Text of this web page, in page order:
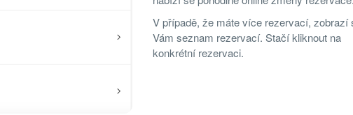
V případě, že máte více rezervací, zobrazí
Vám seznam rezervací. Stačí kliknout na
konkrétní rezervaci.